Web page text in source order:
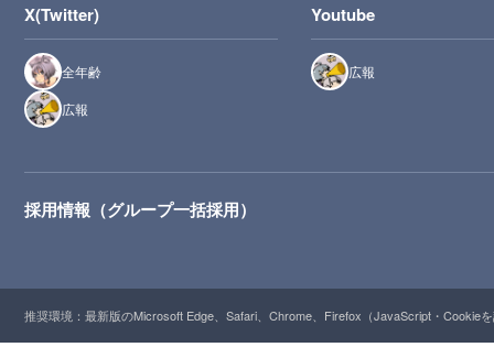
X(Twitter)
全年齢
広報
Youtube
広報
採用情報（グループ一括採用）
推奨環境：最新版のMicrosoft Edge、Safari、Chrome、Firefox（JavaScript・Cookie